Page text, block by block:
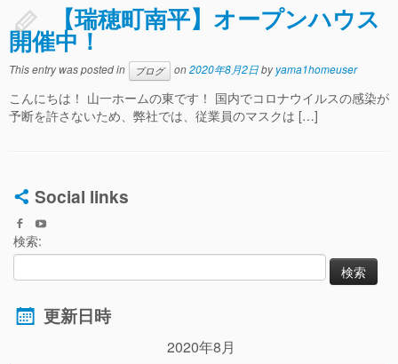
【瑞穂町南平】オープンハウス
開催中！
This entry was posted in ブログ on2020年8月2日byyama1homeuser
こんにちは！ 山一ホームの東です！ 国内でコロナウイルスの感染が
予断を許さないため、弊社では、従業員のマスクは […]
Social links
検索:
更新日時
2020年8月